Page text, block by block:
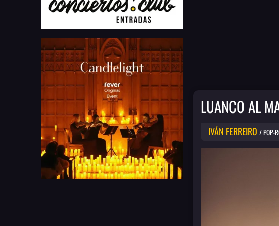
LUANCO AL
IVÁN FERREIRO / POP-